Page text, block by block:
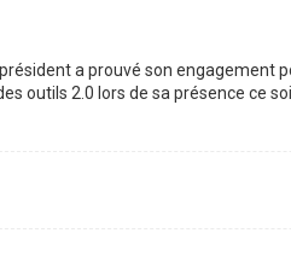
a prouvé son engagement
outils 2.0 lors de sa présence ce